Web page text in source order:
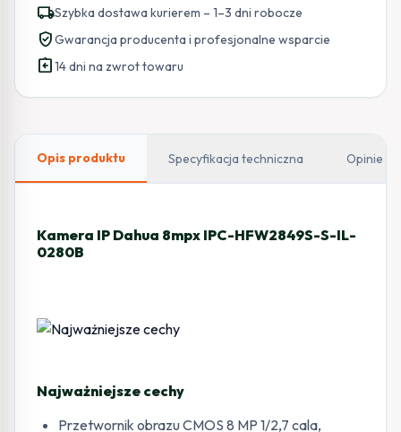
IPC-
HFW2849S-
S-
local_shippingSzybka dostawa kurierem – 1–3 dni robocze
verified_userGwarancja producenta i profesjonalne wsparcie
assignment_return14 dni na zwrot towaru
Opis produktu Specyfikacja techniczna Opinie
Kamera IP Dahua 8mpx IPC-HFW2849S-S-IL-
0280B
Najważniejsze cechy
Przetwornik obrazu CMOS 8 MP 1/2,7 cala,